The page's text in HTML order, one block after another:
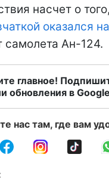
насчет о того,
оказался
самолета Ан-124.
главное!
обновления в
нас там, где вам